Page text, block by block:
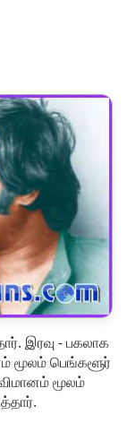
இரவு - பகலாக
மூலம் பெங்களூர்
மூலம்